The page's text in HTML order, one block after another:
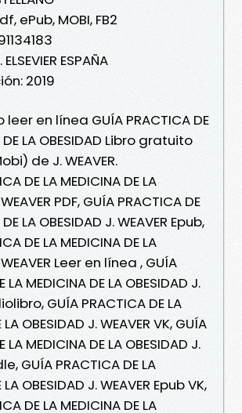
ePub, MOBI, FB2
ESPAÑA
2019
en línea GUÍA PRACTICA DE
DE LA OBESIDAD Libro gratuito
de J. WEAVER.
DE LA MEDICINA DE LA
PDF, GUÍA PRACTICA DE
LA OBESIDAD J. WEAVER Epub,
DE LA MEDICINA DE LA
WEAVER Leer en línea , GUÍA
LA MEDICINA DE LA OBESIDAD J.
GUÍA PRACTICA DE LA
OBESIDAD J. WEAVER VK, GUÍA
LA MEDICINA DE LA OBESIDAD J.
GUÍA PRACTICA DE LA
LA OBESIDAD J. WEAVER Epub VK,
DE LA MEDICINA DE LA